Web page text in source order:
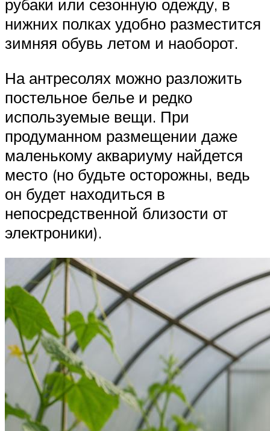
рубаки или сезонную одежду, в
нижних полках удобно разместится
зимняя обувь летом и наоборот.
На антресолях можно разложить
постельное белье и редко
используемые вещи. При
продуманном размещении даже
маленькому аквариуму найдется
место (но будьте осторожны, ведь
он будет находиться в
непосредственной близости от
электроники).